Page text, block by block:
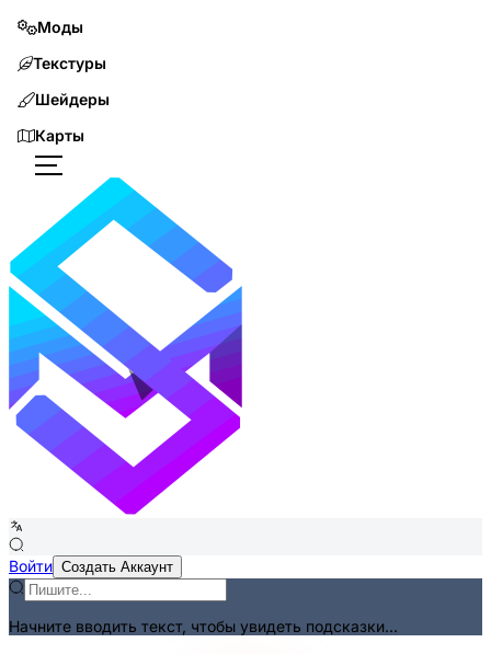
Моды
Текстуры
Шейдеры
Карты
Войти Создать Аккаунт
Начните вводить текст, чтобы увидеть подсказки...